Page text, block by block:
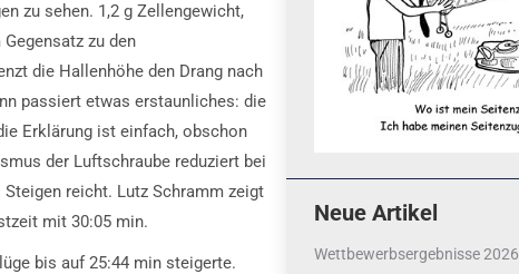
zu sehen. 1,2 g Zellengewicht,
zu den
die Hallenhöhe den Drang nach
passiert etwas erstaunliches: die
Erklärung ist einfach, obschon
der Luftschraube reduziert bei
reicht. Lutz Schramm zeigt
mit 30:05 min.
bis auf 25:44 min steigerte.
Neue Artikel
Wettbewerbsergebnisse 2026